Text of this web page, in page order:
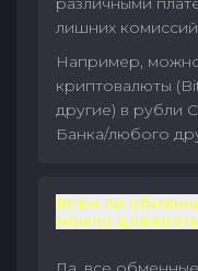
лишних
Например,
криптовалюты
другие) в рубли
Банка/любого
Всем ли
можно